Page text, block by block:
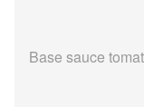
Base sauce